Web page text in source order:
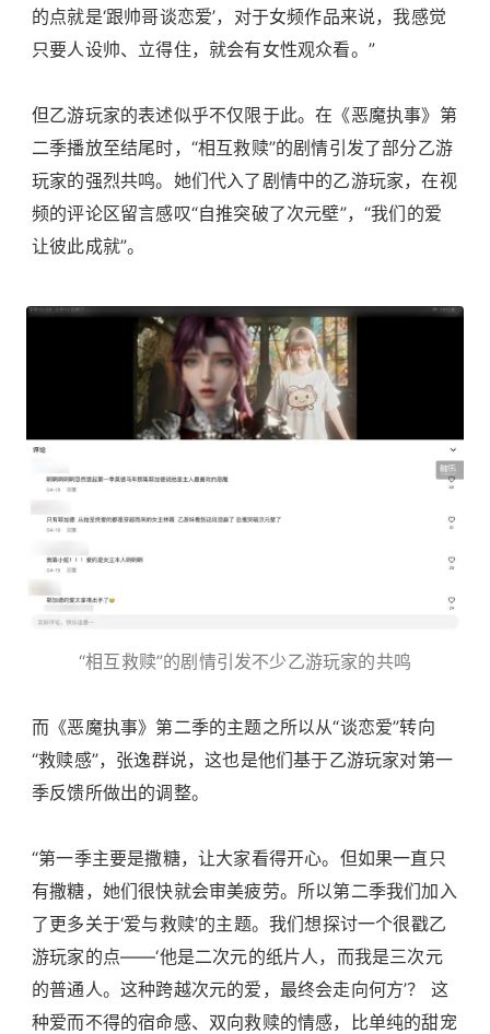
的点就是‘跟帅哥谈恋爱’，对于女频作品来说，我感觉
只要人设帅、立得住，就会有女性观众看。”
但乙游玩家的表述似乎不仅限于此。在《恶魔执事》第
二季播放至结尾时，“相互救赎”的剧情引发了部分乙游
玩家的强烈共鸣。她们代入了剧情中的乙游玩家，在视
频的评论区留言感叹“自推突破了次元壁”，“我们的爱
让彼此成就”。
“相互救赎”的剧情引发不少乙游玩家的共鸣
而《恶魔执事》第二季的主题之所以从“谈恋爱”转向
“救赎感”，张逸群说，这也是他们基于乙游玩家对第一
季反馈所做出的调整。
“第一季主要是撒糖，让大家看得开心。但如果一直只
有撒糖，她们很快就会审美疲劳。所以第二季我们加入
了更多关于‘爱与救赎’的主题。我们想探讨一个很戳乙
游玩家的点——‘他是二次元的纸片人，而我是三次元
的普通人。这种跨越次元的爱，最终会走向何方’？ 这
种爱而不得的宿命感、双向救赎的情感，比单纯的甜宠